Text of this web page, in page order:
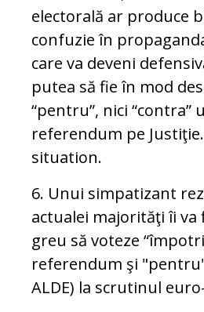
electorală ar produce
confuzie în
care va deveni
putea să fie în mod
“pentru”, nici “contra”
referendum pe
situation.
6. Unui simpatizant
actualei majorităţi îi va
greu să voteze
referendum şi "pentru"
ALDE) la scrutinul